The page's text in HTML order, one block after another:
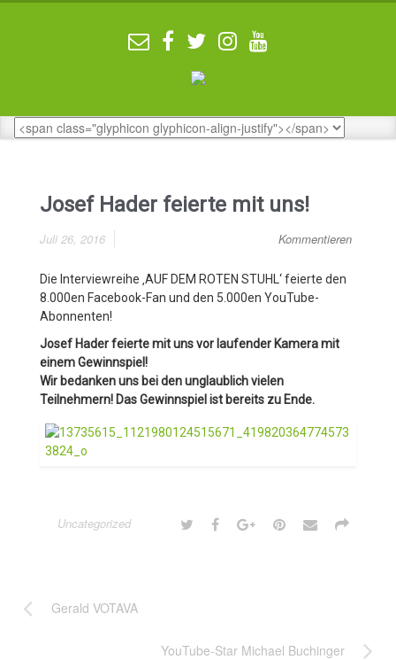
Josef Hader feierte mit uns!
Juli 26, 2016 Kommentieren
Die Interviewreihe ‚AUF DEM ROTEN STUHL‘ feierte den
8.000en Facebook-Fan und den 5.000en YouTube-
Abonnenten!
Josef Hader feierte mit uns vor laufender Kamera mit
einem Gewinnspiel!
Wir bedanken uns bei den unglaublich vielen
Teilnehmern! Das Gewinnspiel ist bereits zu Ende.
Uncategorized
Gerald VOTAVA
YouTube-Star Michael Buchinger